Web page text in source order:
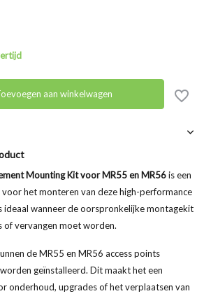
aan winkelwagen
Mounting Kit voor MR55 en MR56is een
het monteren van deze high-performance
ideaal wanneer de oorspronkelijke montagekit
of vervangen moet worden.
de MR55 en MR56 access points
geïnstalleerd. Dit maakt het een
onderhoud, upgrades of het verplaatsen van